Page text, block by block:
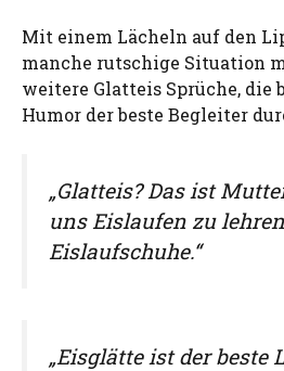
Mit einem Lächeln auf den
manche rutschige Situation
weitere Glatteis Sprüche, die
Humor der beste Begleiter
„Glatteis? Das ist
uns Eislaufen zu
Eislaufschuhe.“
„Eisglätte ist der beste